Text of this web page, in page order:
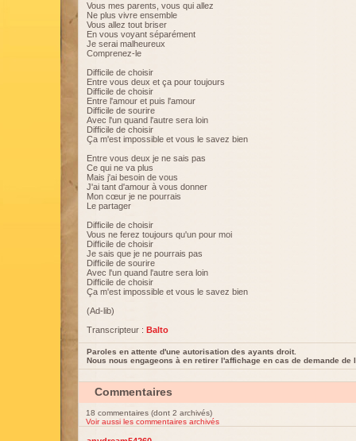
Vous mes parents, vous qui allez
Ne plus vivre ensemble
Vous allez tout briser
En vous voyant séparément
Je serai malheureux
Comprenez-le
Difficile de choisir
Entre vous deux et ça pour toujours
Difficile de choisir
Entre l'amour et puis l'amour
Difficile de sourire
Avec l'un quand l'autre sera loin
Difficile de choisir
Ça m'est impossible et vous le savez bien
Entre vous deux je ne sais pas
Ce qui ne va plus
Mais j'ai besoin de vous
J'ai tant d'amour à vous donner
Mon cœur je ne pourrais
Le partager
Difficile de choisir
Vous ne ferez toujours qu'un pour moi
Difficile de choisir
Je sais que je ne pourrais pas
Difficile de sourire
Avec l'un quand l'autre sera loin
Difficile de choisir
Ça m'est impossible et vous le savez bien
(Ad-lib)
Transcripteur : Balto
Paroles en attente d'une autorisation des ayants droit.
Nous nous engageons à en retirer l'affichage en cas de demande de
Commentaires
18 commentaires (dont 2 archivés)
Voir aussi les commentaires archivés